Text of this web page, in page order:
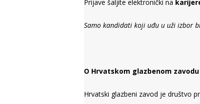
Prijave šaljite elektronički na
Samo kandidati koji uđu u uži izbor
O Hrvatskom glazbenom zavodu
Hrvatski glazbeni zavod je društvo